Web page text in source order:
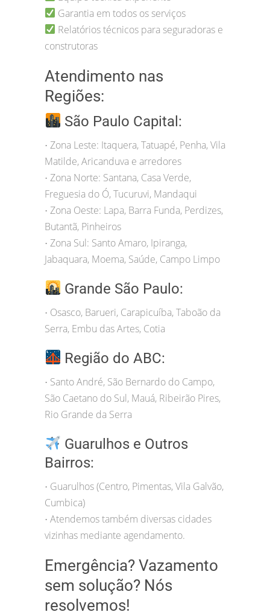
Garantia em todos os serviços
Relatórios técnicos para seguradoras e
construtoras
Atendimento nas
Regiões:
São Paulo Capital:
• Zona Leste: Itaquera, Tatuapé, Penha, Vila
Matilde, Aricanduva e arredores
• Zona Norte: Santana, Casa Verde,
Freguesia do Ó, Tucuruvi, Mandaqui
• Zona Oeste: Lapa, Barra Funda, Perdizes,
Butantã, Pinheiros
• Zona Sul: Santo Amaro, Ipiranga,
Jabaquara, Moema, Saúde, Campo Limpo
Grande São Paulo:
• Osasco, Barueri, Carapicuíba, Taboão da
Serra, Embu das Artes, Cotia
Região do ABC:
• Santo André, São Bernardo do Campo,
São Caetano do Sul, Mauá, Ribeirão Pires,
Rio Grande da Serra
Guarulhos e Outros
Bairros:
• Guarulhos (Centro, Pimentas, Vila Galvão,
Cumbica)
• Atendemos também diversas cidades
vizinhas mediante agendamento.
Emergência? Vazamento
sem solução? Nós
resolvemos!